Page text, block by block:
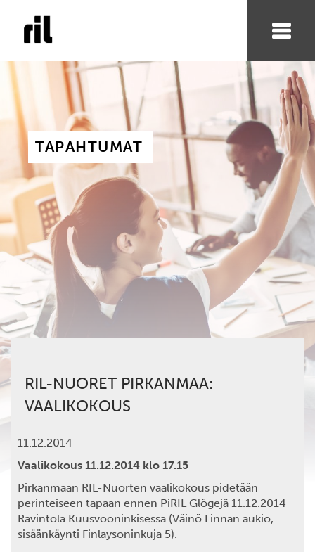
TAPAHTUMAT
RIL-NUORET PIRKANMAA:
VAALIKOKOUS
11.12.2014
Vaalikokous 11.12.2014 klo 17.15
Pirkanmaan RIL-Nuorten vaalikokous pidetään
perinteiseen tapaan ennen PiRIL Glögejä 11.12.2014
Ravintola Kuusvooninkisessa (Väinö Linnan aukio,
sisäänkäynti Finlaysoninkuja 5).